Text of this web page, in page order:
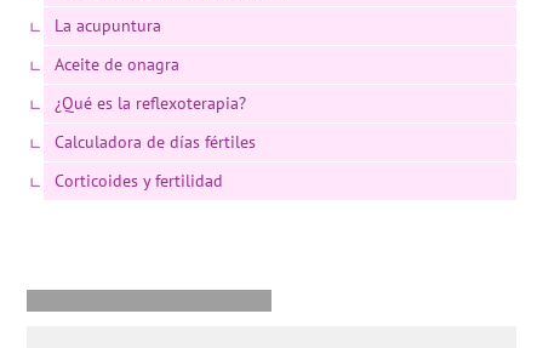
La acupuntura
Aceite de onagra
¿Qué es la reflexoterapia?
Calculadora de días fértiles
Corticoides y fertilidad